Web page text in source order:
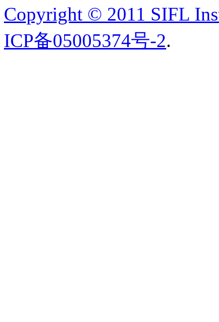
Copyright © 2011 SIFL
ICP备05005374号-2.